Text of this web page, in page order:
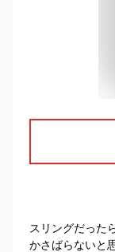
スリングだった
かさばらないと